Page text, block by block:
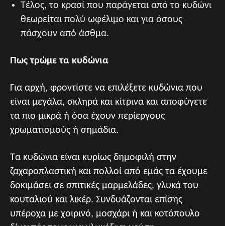
Τέλος, το κρασί που παράγεται από το κυδώνι
θεωρείται πολύ ωφέλιμο και για όσους
πάσχουν από άσθμα.
Πως τρώμε τα κυδώνια
Για αρχή, φροντίστε να επιλέξετε κυδώνια που
είναι μεγάλα, σκληρά και κίτρινα και αποφύγετε
τα πιο μικρά ή όσα έχουν περίεργους
χρωματισμούς ή σημάδια.
Τα κυδώνια είναι κυρίως δημοφιλή στην
ζαχαροπλαστική και πολλοί από εμάς τα έχουμε
δοκιμάσει σε σπιτικές μαρμελάδες, γλυκά του
κουταλιού και λικέρ. Συνδυάζονται επίσης
υπέροχα με χοιρινό, μοσχάρι ή και κοτόπουλο